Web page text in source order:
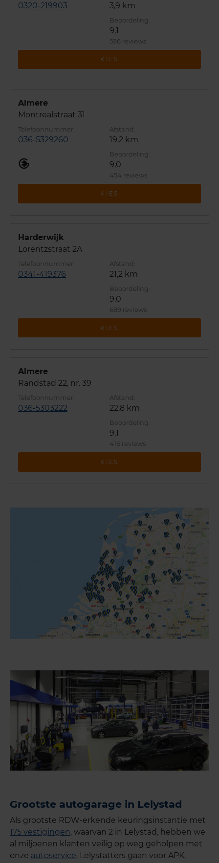
0320-219903 3,9 km
9,1
596 reviews
KIES
Almere
Montrealstraat 31
036-5329260 19,2 km
9,0
454 reviews
KIES
Harderwijk
Lorentzstraat 2A
0341-419376 21,2 km
9,0
689 reviews
KIES
Almere
Randstad 22, nr. 39
036-5303222 22,8 km
9,1
416 reviews
KIES
Grootste autogarage in Lelystad
Als grootste RDW-erkende keuringsinstantie met
175 vestigingen, waarvan 2 in Lelystad , hebben we
al miljoenen klanten veilig op weg geholpen met
onze autoservice. Lelystatters gaan voor APK,